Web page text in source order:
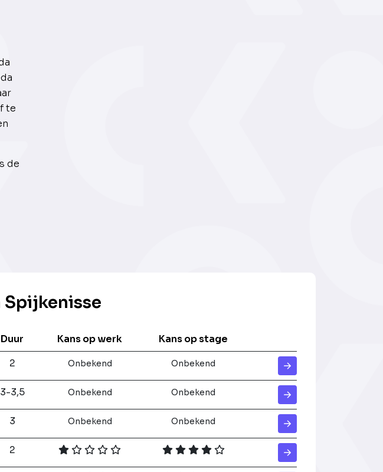
te
de
Duur Kans op werk Kans op stage
2 Onbekend Onbekend
3-3,5 Onbekend Onbekend
3 Onbekend Onbekend
2